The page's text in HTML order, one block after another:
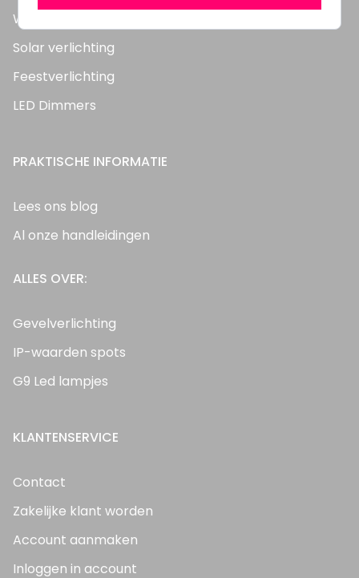
Wandlampen
Solar verlichting
Feestverlichting
LED Dimmers
PRAKTISCHE INFORMATIE
Lees ons blog
Al onze handleidingen
ALLES OVER:
Gevelverlichting
IP-waarden spots
G9 Led lampjes
KLANTENSERVICE
Contact
Zakelijke klant worden
Account aanmaken
Inloggen in account